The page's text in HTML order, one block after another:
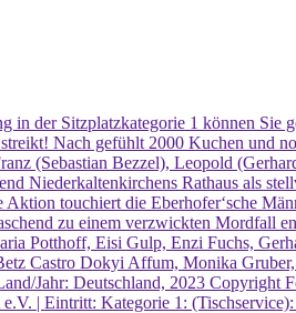
der Sitzplatzkategorie 1 können Sie
Nach gefühlt 2000 Kuchen und
(Sebastian Bezzel), Leopold
Niederkaltenkirchens Rathaus als
touchiert die Eberhofer‘sche
zu einem verzwickten Mordfall
Potthoff, Eisi Gulp, Enzi Fuchs,
Castro Dokyi Affum, Monika
Jahr: Deutschland, 2023 Copyright
| Eintritt: Kategorie 1: